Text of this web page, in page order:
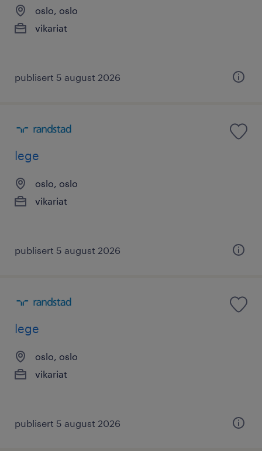
oslo, oslo
vikariat
publisert 5 august 2026
lege
oslo, oslo
vikariat
publisert 5 august 2026
lege
oslo, oslo
vikariat
publisert 5 august 2026